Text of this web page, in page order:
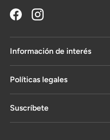
FacebookInstagram
Información de interés
Políticas legales
Suscríbete